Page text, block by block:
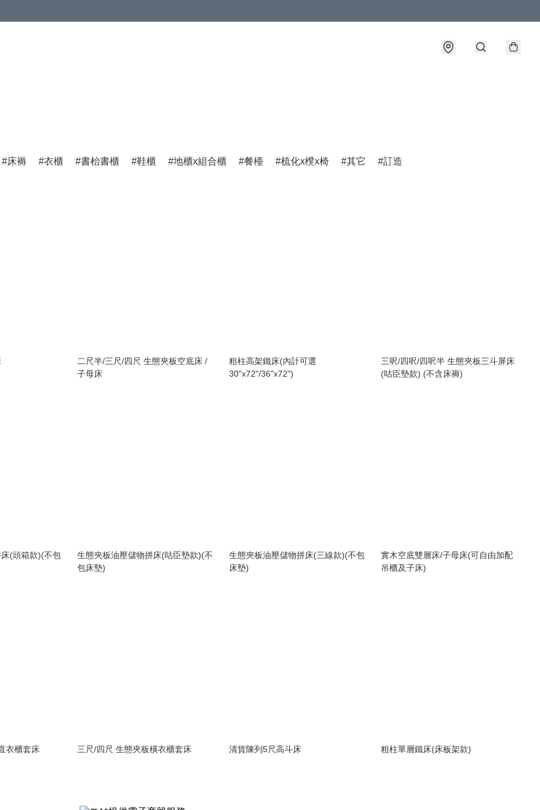
床褥 衣櫃 書枱書櫃 鞋櫃 地櫃x組合櫃 餐檯 梳化x櫈x椅 其它 訂造
二尺半/三尺/四尺 生態夾板空底床 /
子母床
粗柱高架鐵床(內計可選
30"x72"/36"x72")
三呎/四呎/四呎半 生態夾板三斗屏床
(咕臣墊款) (不含床褥)
(頭箱款)(不包
生態夾板油壓儲物拼床(咕臣墊款)(不
包床墊)
生態夾板油壓儲物拼床(三線款)(不包
床墊)
實木空底雙層床/子母床(可自由加配
吊櫃及子床)
衣櫃套床 三尺/四尺 生態夾板橫衣櫃套床 清貨陳列5尺高斗床 粗柱單層鐵床(床板架款)